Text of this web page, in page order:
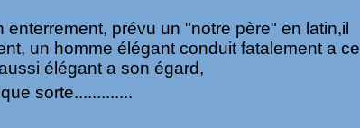
prévu un "notre père" en latin,il
un homme élégant conduit fatalement a ce
élégant a son égard,
sorte.............